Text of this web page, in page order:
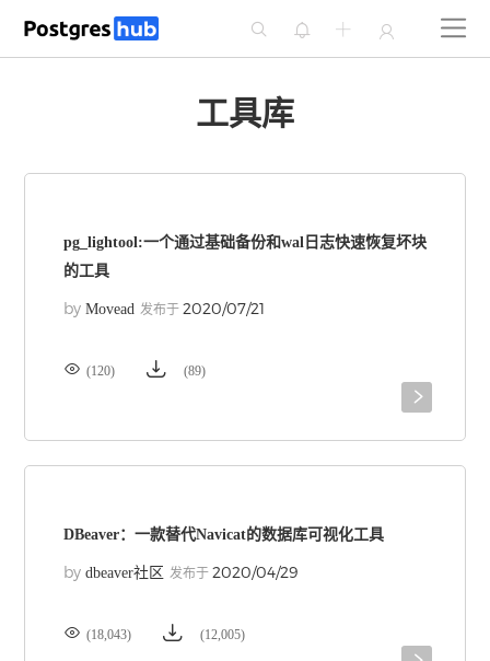




工具库
pg_lightool:一个通过基础备份和wal日志快速恢复坏块
的工具
byMovead 发布于2020/07/21
 (120)  (89)

DBeaver：一款替代Navicat的数据库可视化工具
bydbeaver社区 发布于2020/04/29
 (18,043)  (12,005)